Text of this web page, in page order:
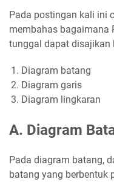
Pada postingan kali ini
membahas bagaimana
tunggal dapat disajikan
Diagram batang
Diagram garis
Diagram lingkaran
A. Diagram
Pada diagram batang,
batang yang berbentuk